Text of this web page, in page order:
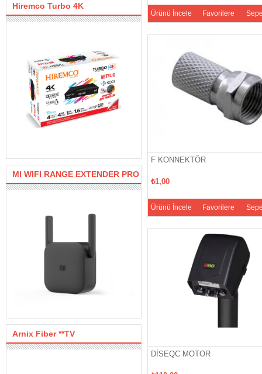
Hiremco Turbo 4K
MI WIFI RANGE EXTENDER PRO
Arnix Fiber **TV
Favorilere
Ürünü İncele
F KONNEKTÖR
₺1,00
Favorilere
Ürünü İncele
DİSEQC MOTOR